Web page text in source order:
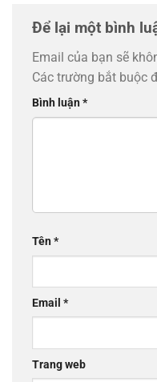
Để lại một bình
Email của bạn sẽ
Các trường bắt buộc
Bình luận*
Tên*
Email *
Trang web